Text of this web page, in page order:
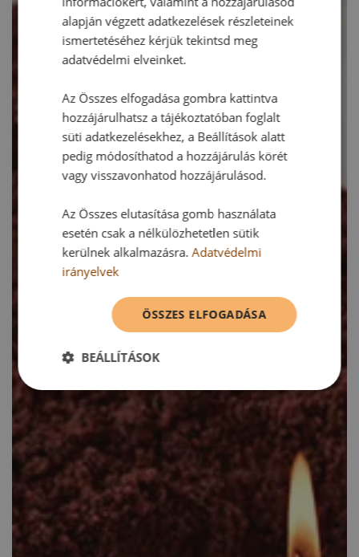
alapján végzett adatkezelések részleteinek
ismertetéséhez kérjük tekintsd meg
adatvédelmi elveinket.
Az Összes elfogadása gombra kattintva
hozzájárulhatsz a tájékoztatóban foglalt
süti adatkezelésekhez, a Beállítások alatt
pedig módosíthatod a hozzájárulás körét
vagy visszavonhatod hozzájárulásod.
Az Összes elutasítása gomb használata
esetén csak a nélkülözhetetlen sütik
kerülnek alkalmazásra.Adatvédelmi
irányelvek
ÖSSZES ELFOGADÁSA
BEÁLLÍTÁSOK